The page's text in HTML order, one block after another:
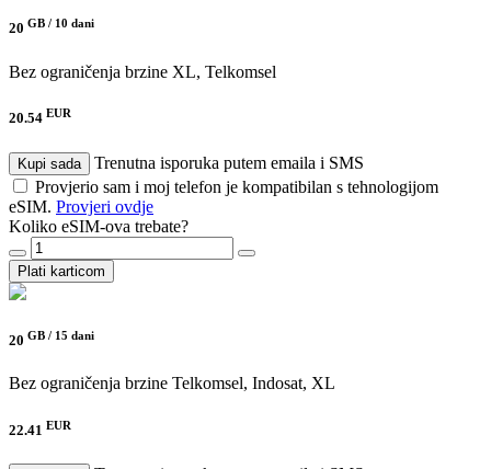
20 GB / 10 dani
Bez ograničenja brzine XL, Telkomsel
20.54 EUR
Kupi sada
Trenutna isporuka putem emaila i SMS
Provjerio sam i moj telefon je kompatibilan s tehnologijom
eSIM. Provjeri ovdje
Koliko eSIM-ova trebate?
Plati karticom
20 GB / 15 dani
Bez ograničenja brzine Telkomsel, Indosat, XL
22.41 EUR